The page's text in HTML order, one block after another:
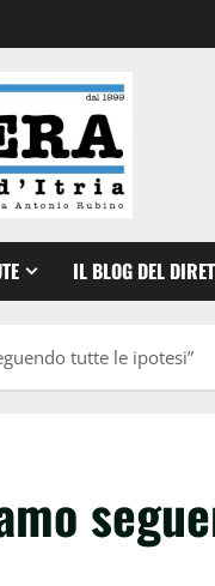
IL BLOG DEL
tutte le ipotesi”